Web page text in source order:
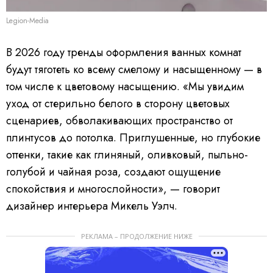
Legion-Media
В 2026 году тренды оформления ванных комнат
будут тяготеть ко всему смелому и насыщенному — в
том числе к цветовому насыщению. «Мы увидим
уход от стерильно белого в сторону цветовых
сценариев, обволакивающих пространство от
плинтусов до потолка. Приглушенные, но глубокие
оттенки, такие как глиняный, оливковый, пыльно-
голубой и чайная роза, создают ощущение
спокойствия и многослойности», — говорит
дизайнер интерьера Микель Уэлч.
РЕКЛАМА – ПРОДОЛЖЕНИЕ НИЖЕ